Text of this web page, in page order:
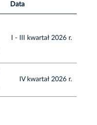
Data
I - III kwartał 2026 r.
IV kwartał 2026 r.